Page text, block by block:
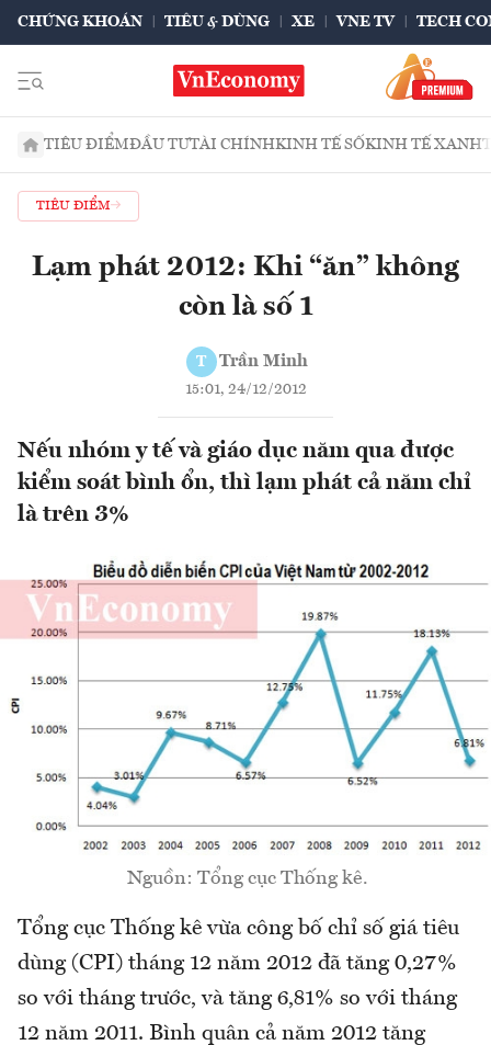
CHỨNG KHOÁN TIÊU & DÙNG XE VNE TV TECH
TIÊU ĐIỂMĐẦU TƯTÀI CHÍNHKINH TẾ SỐKINH TẾ XANH
TIÊU ĐIỂM
Lạm phát 2012: Khi “ăn” không
còn là số 1
T Trần Minh
15:01, 24/12/2012
Nếu nhóm y tế và giáo dục năm qua được
kiểm soát bình ổn, thì lạm phát cả năm chỉ
là trên 3%
Nguồn: Tổng cục Thống kê.
Tổng cục Thống kê vừa công bố chỉ số giá tiêu
dùng (CPI) tháng 12 năm 2012 đã tăng 0,27%
so với tháng trước, và tăng 6,81% so với tháng
12 năm 2011. Bình quân cả năm 2012 tăng